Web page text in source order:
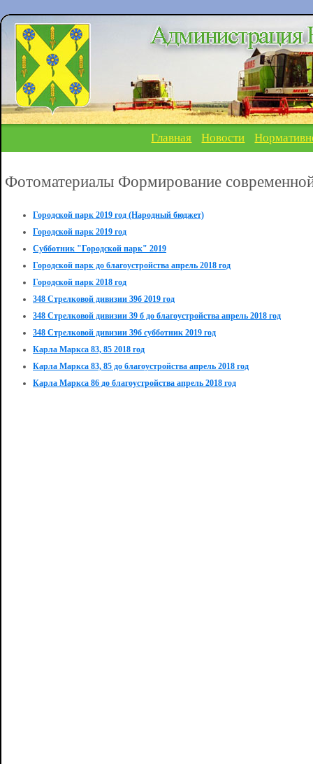
Главная Новости
Фотоматериалы Формирование
Городской парк 2019 год (Народный бюджет)
Городской парк 2019 год
Субботник "Городской парк" 2019
Городской парк до благоустройства апрель 2018 год
Городской парк 2018 год
348 Стрелковой дивизии 39б 2019 год
348 Стрелковой дивизии 39 б до благоустройства апрель 2018 год
348 Стрелковой дивизии 39б субботник 2019 год
Карла Маркса 83, 85 2018 год
Карла Маркса 83, 85 до благоустройства апрель 2018 год
Карла Маркса 86 до благоустройства апрель 2018 год